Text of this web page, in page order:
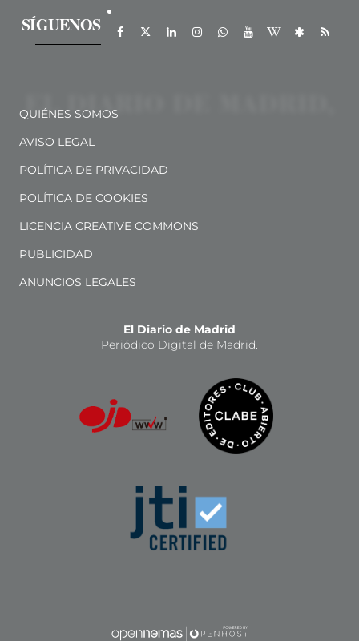
SÍGUENOS
QUIÉNES SOMOS
AVISO LEGAL
POLÍTICA DE PRIVACIDAD
POLÍTICA DE COOKIES
LICENCIA CREATIVE COMMONS
PUBLICIDAD
ANUNCIOS LEGALES
El Diario de Madrid
Periódico Digital de Madrid.